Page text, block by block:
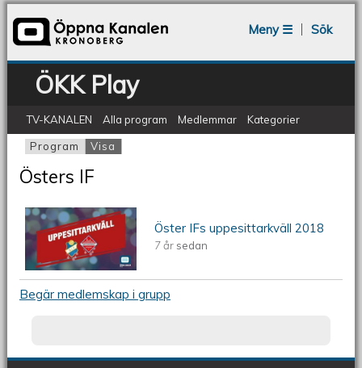
Meny ☰
Sök
ÖKK Play
TV-KANALEN Alla program Medlemmar Kategorier
Primära flikar
Program Visa
Östers IF
Öster IFs uppesittarkväll 2018
Öster IFs uppesittarkväll 2018
7 år sedan
Begär medlemskap i grupp